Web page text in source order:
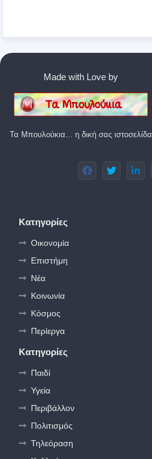
Made with Love by
Τα Μπουλούκια... η δική σας ιστοσελίδα
Κατηγορίες
Οικονομία
Επιστήμη
Νέα
Κοινωνία
Κόσμος
Περίεργα
Κατηγορίες
Παιδί
Υγεία
Περιβάλλον
Πολιτισμός
Τηλεόραση